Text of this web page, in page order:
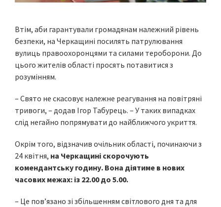
Втім, аби гарантували громадянам належний рівень
безпеки, на Черкащині посилять патрулювання
вулиць правоохоронцями та силами тероборони. До
цього жителів області просять потавитися з
розумінням.
– Свято не скасовує належне реагування на повітряні
тривоги, – додав Ігор Табурець. – У таких випадках
слід негайно попрямувати до найближчого укриття.
Окрім того, відзначив очільник області, починаючи з
24 квітня, на Черкащині скорочують
комендантську годину. Вона діятиме в нових
часових межах: із 22.00 до 5.00.
– Це пов’язано зі збільшенням світлового дня та для